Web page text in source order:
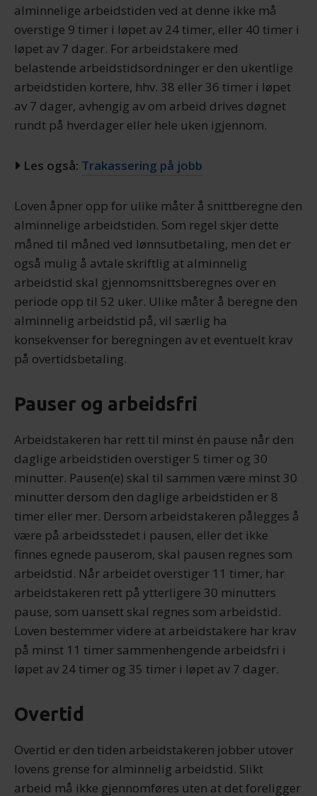
alminnelige arbeidstiden ved at denne ikke må
overstige 9 timer i løpet av 24 timer, eller 40 timer i
løpet av 7 dager. For arbeidstakere med
belastende arbeidstidsordninger er den ukentlige
arbeidstiden kortere, hhv. 38 eller 36 timer i løpet
av 7 dager, avhengig av om arbeid drives døgnet
rundt på hverdager eller hele uken igjennom.
Les også: Trakassering på jobb
Loven åpner opp for ulike måter å snittberegne den
alminnelige arbeidstiden. Som regel skjer dette
måned til måned ved lønnsutbetaling, men det er
også mulig å avtale skriftlig at alminnelig
arbeidstid skal gjennomsnittsberegnes over en
periode opp til 52 uker. Ulike måter å beregne den
alminnelig arbeidstid på, vil særlig ha
konsekvenser for beregningen av et eventuelt krav
på overtidsbetaling.
Pauser og arbeidsfri
Arbeidstakeren har rett til minst én pause når den
daglige arbeidstiden overstiger 5 timer og 30
minutter. Pausen(e) skal til sammen være minst 30
minutter dersom den daglige arbeidstiden er 8
timer eller mer. Dersom arbeidstakeren pålegges å
være på arbeidsstedet i pausen, eller det ikke
finnes egnede pauserom, skal pausen regnes som
arbeidstid. Når arbeidet overstiger 11 timer, har
arbeidstakeren rett på ytterligere 30 minutters
pause, som uansett skal regnes som arbeidstid.
Loven bestemmer videre at arbeidstakere har krav
på minst 11 timer sammenhengende arbeidsfri i
løpet av 24 timer og 35 timer i løpet av 7 dager.
Overtid
Overtid er den tiden arbeidstakeren jobber utover
lovens grense for alminnelig arbeidstid. Slikt
arbeid må ikke gjennomføres uten at det foreligger